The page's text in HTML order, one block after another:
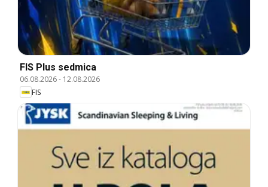
FIS Plus sedmica
06.08.2026- 12.08.2026
FIS